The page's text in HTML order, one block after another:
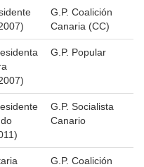
G.P. Coalición
Canaria (CC)
G.P. Popular
G.P. Socialista
Canario
G.P. Coalición